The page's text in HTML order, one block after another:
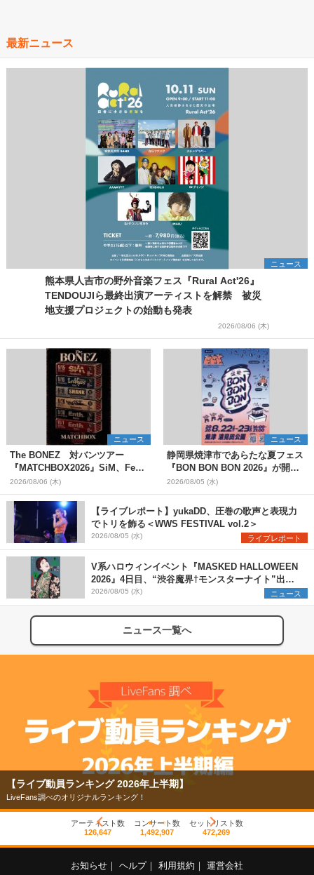
最新ニュース
ニュース
熊本県人吉市の野外音楽フェス『Rural Act'26』
TENDOUJIら最終出演アーティストを解禁 被災
地支援プロジェクトの始動も発表
2026/08/06 (木)
ニュース
The BONEZ 対バンツアー
『MATCHBOX2026』SiM、Fear,
and Loathing in Las Vegasら対
バンアーティストを一斉解禁
2026/08/06 (木)
ニュース
静岡県焼津市であらたな夏フェス
『BON BON BON 2026』が開
催 音楽ライブ×盆踊り×DJ×屋台
グルメ×ランタンナイトで彩る2日
間
2026/08/05 (水)
【ライブレポート】yukaDD、圧巻の歌声と表現力
でトリを飾る＜WWS FESTIVAL vol.2＞
2026/08/05 (水) ライブレポート
V系ハロウィンイベント『MASKED HALLOWEEN
2026』4日目、“渋谷魔界†モンスターナイト”出演6
組を発表
2026/08/05 (水) ニュース
ニュース一覧へ
【ライブ動員ランキング 2026年上半期】
LiveFans調べのオリジナルランキング！
アーティスト数
126,647
コンサート数
1,492,907
セットリスト数
472,269
お知らせ ヘルプ 利用規約 運営会社